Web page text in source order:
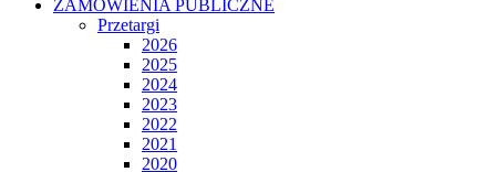
ZAMÓWIENIA PUBLICZNE
Przetargi
2026
2025
2024
2023
2022
2021
2020